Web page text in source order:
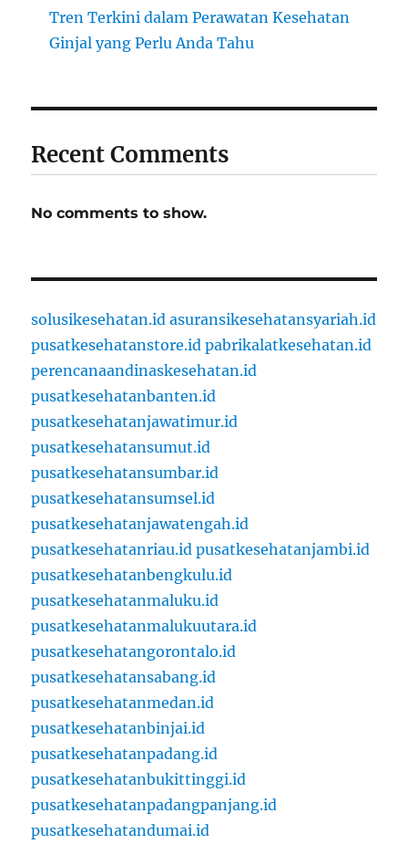
Tren Terkini dalam Perawatan Kesehatan
Ginjal yang Perlu Anda Tahu
Recent Comments
No comments to show.
solusikesehatan.id asuransikesehatansyariah.id
pusatkesehatanstore.id pabrikalatkesehatan.id
perencanaandinaskesehatan.id
pusatkesehatanbanten.id
pusatkesehatanjawatimur.id
pusatkesehatansumut.id
pusatkesehatansumbar.id
pusatkesehatansumsel.id
pusatkesehatanjawatengah.id
pusatkesehatanriau.id pusatkesehatanjambi.id
pusatkesehatanbengkulu.id
pusatkesehatanmaluku.id
pusatkesehatanmalukuutara.id
pusatkesehatangorontalo.id
pusatkesehatansabang.id
pusatkesehatanmedan.id
pusatkesehatanbinjai.id
pusatkesehatanpadang.id
pusatkesehatanbukittinggi.id
pusatkesehatanpadangpanjang.id
pusatkesehatandumai.id